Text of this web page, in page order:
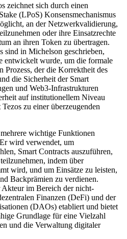
zeichnet sich durch einen
(LPoS) Konsensmechanismus
an der Netzwerkvalidierung,
oder ihre Einsatzrechte
an ihren Token zu übertragen.
sind in Michelson geschrieben,
entwickelt wurde, um die formale
Prozess, der die Korrektheit des
die Sicherheit der Smart
und Web3-Infrastrukturen
auf institutionellem Niveau
zu einer überzeugenden
wichtige Funktionen
wird verwendet, um
Smart Contracts auszuführen,
indem über
wird, und um Einsätze zu leisten,
Backprämien zu verdienen.
Akteur im Bereich der nicht-
Finanzen (DeFi) und der
(DAOs) etabliert und bietet
Grundlage für eine Vielzahl
und die Verwaltung digitaler